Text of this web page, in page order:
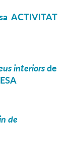
ACTIVITAT
interiorsde
de